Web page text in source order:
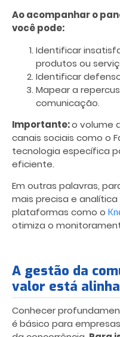
Ao acompanhar o
você pode:
Identificar
produtos ou
Identificar
Mapear a
comunicação.
Importante:o volume
canais sociais como o
tecnologia específica
eficiente.
Em outras palavras,
mais precisa e
plataformas como o
otimiza o
A gestão da
valor está
Conhecer
é básico para